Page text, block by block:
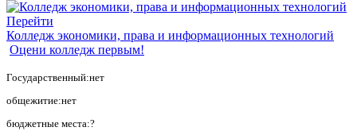
Перейти
Колледж экономики, права и информационных технологий
Оцени колледж первым!
Государственный:нет
общежитие:нет
бюджетные места:?